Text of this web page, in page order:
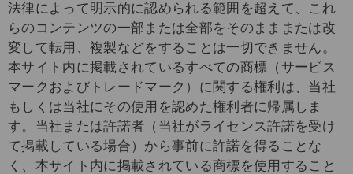
法律によって明示的に認められる範囲を超えて、これ
らのコンテンツの一部または全部をそのまままたは改
変して転用、複製などをすることは一切できません。
本サイト内に掲載されているすべての商標（サービス
マークおよびトレードマーク）に関する権利は、当社
もしくは当社にその使用を認めた権利者に帰属しま
す。当社または許諾者（当社がライセンス許諾を受け
て掲載している場合）から事前に許諾を得ることな
く、本サイト内に掲載されている商標を使用すること